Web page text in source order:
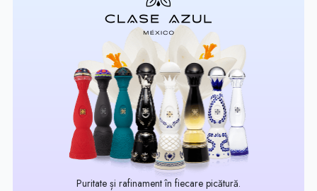
Puritate și rafinament în fiecare picătură.